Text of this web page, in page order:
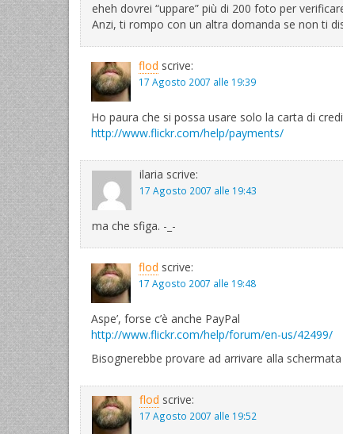
eheh dovrei “uppare” più di 200 foto per
Anzi, ti rompo con un altra domanda se non ti
flod scrive:
17 Agosto 2007 alle 19:39
Ho paura che si possa usare solo la carta di
http://www.flickr.com/help/payments/
ilaria scrive:
17 Agosto 2007 alle 19:43
ma che sfiga. -_-
flod scrive:
17 Agosto 2007 alle 19:48
Aspe’, forse c’è anche PayPal
http://www.flickr.com/help/forum/en-us/42499/
Bisognerebbe provare ad arrivare alla
flod scrive:
17 Agosto 2007 alle 19:52